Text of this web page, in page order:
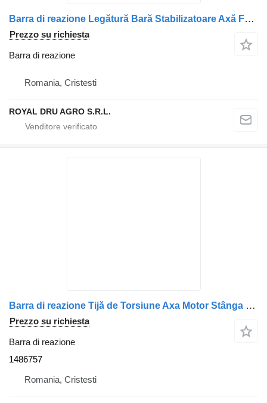
Barra di reazione Legătură Bară Stabilizatoare Axă Față per camion Scania 10050 Y.P
Prezzo su richiesta
Barra di reazione
Romania, Cristesti
ROYAL DRU AGRO S.R.L.
Barra di reazione Tijă de Torsiune Axa Motor Stânga pentru 1486757 per camion Scania – Cod
Prezzo su richiesta
Barra di reazione
1486757
Romania, Cristesti